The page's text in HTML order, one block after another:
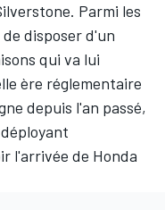
Parmi les
disposer d'un
qui va lui
ère réglementaire
depuis l'an passé,
l'arrivée de Honda